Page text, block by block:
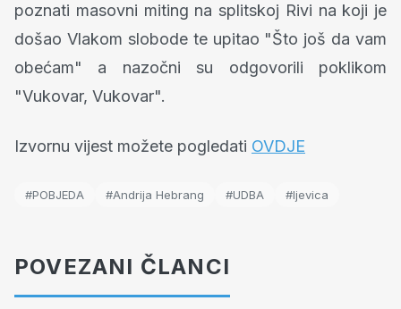
poznati masovni miting na splitskoj Rivi na koji je
došao Vlakom slobode te upitao "Što još da vam
obećam" a nazočni su odgovorili poklikom
"Vukovar, Vukovar".
Izvornu vijest možete pogledati OVDJE
#POBJEDA #Andrija Hebrang #UDBA #ljevica
POVEZANI ČLANCI